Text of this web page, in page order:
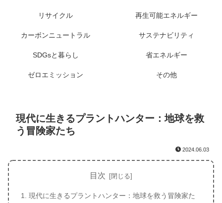
リサイクル 再生可能エネルギー
カーボンニュートラル サステナビリティ
SDGsと暮らし 省エネルギー
ゼロエミッション その他
現代に生きるプラントハンター：地球を救
う冒険家たち
2024.06.03
目次
現代に生きるプラントハンター：地球を救う冒険家た